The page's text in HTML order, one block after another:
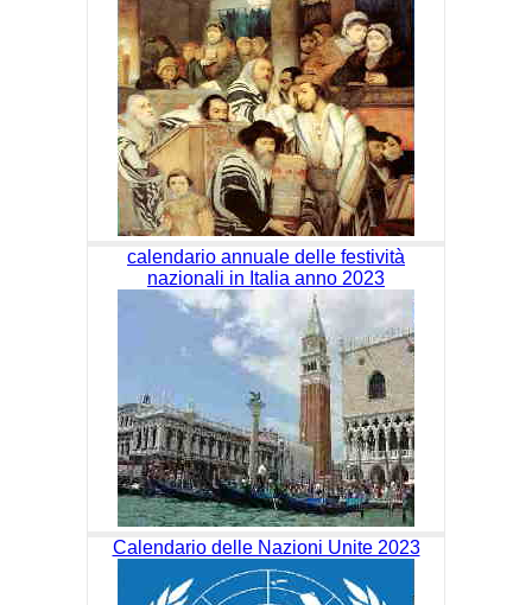
calendario annuale delle festività
nazionali in Italia anno 2023
Calendario delle Nazioni Unite 2023